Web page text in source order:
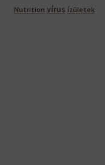
Nutrition vírus ízületek